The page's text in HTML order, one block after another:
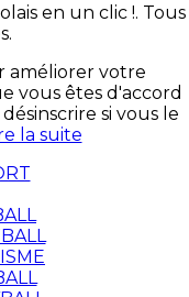
en un clic !. Tous
améliorer votre
vous êtes d'accord
si vous le
la suite